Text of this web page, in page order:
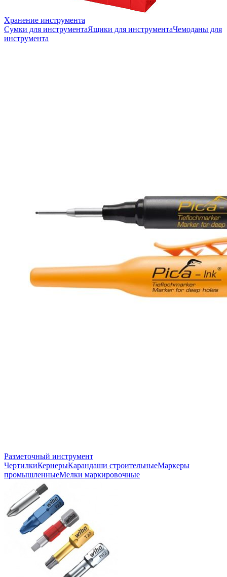
Хранение инструмента
Сумки для инструментаЯщики для инструментаЧемоданы для
инструмента
Разметочный инструмент
ЧертилкиКернерыКарандаши строительныеМаркеры
промышленныеМелки маркировочные